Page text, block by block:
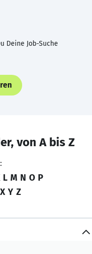
Deine Job-Suche
von A bis Z
L M N O P
X Y Z